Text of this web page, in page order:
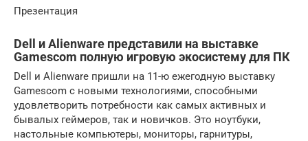
Презентация
Dell и Alienware представили на выставке
Gamescom полную игровую экосистему для ПК
Dell и Alienware пришли на 11-ю ежегодную выставку
Gamescom с новыми технологиями, способными
удовлетворить потребности как самых активных и
бывалых геймеров, так и новичков. Это ноутбуки,
настольные компьютеры, мониторы, гарнитуры,